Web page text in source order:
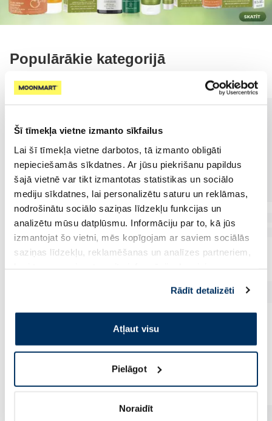
Šī tīmekļa vietne izmanto sīkfailus
Lai šī tīmekļa vietne darbotos, tā izmanto obligāti
nepieciešamās sīkdatnes. Ar jūsu piekrišanu papildus
šajā vietnē var tikt izmantotas statistikas un sociālo
mediju sīkdatnes, lai personalizētu saturu un reklāmas,
nodrošinātu sociālo saziņas līdzekļu funkcijas un
analizētu mūsu datplūsmu. Informāciju par to, kā jūs
izmantojat šo vietni, mēs kopīgojam ar saviem sociālās
saziņas līdzekļu, reklamēšanas un analīzes partneriem,
pakalpojumus. Ja piekrītat šo papildu sīkdatņu
izmantošanai, lūdzu, atzīmējiet savu izvēli:
Rādīt detalizēti
Atļaut visu
Pielāgot
Noraidīt
Populārākie kategorijā
Vēl no šī zīmola